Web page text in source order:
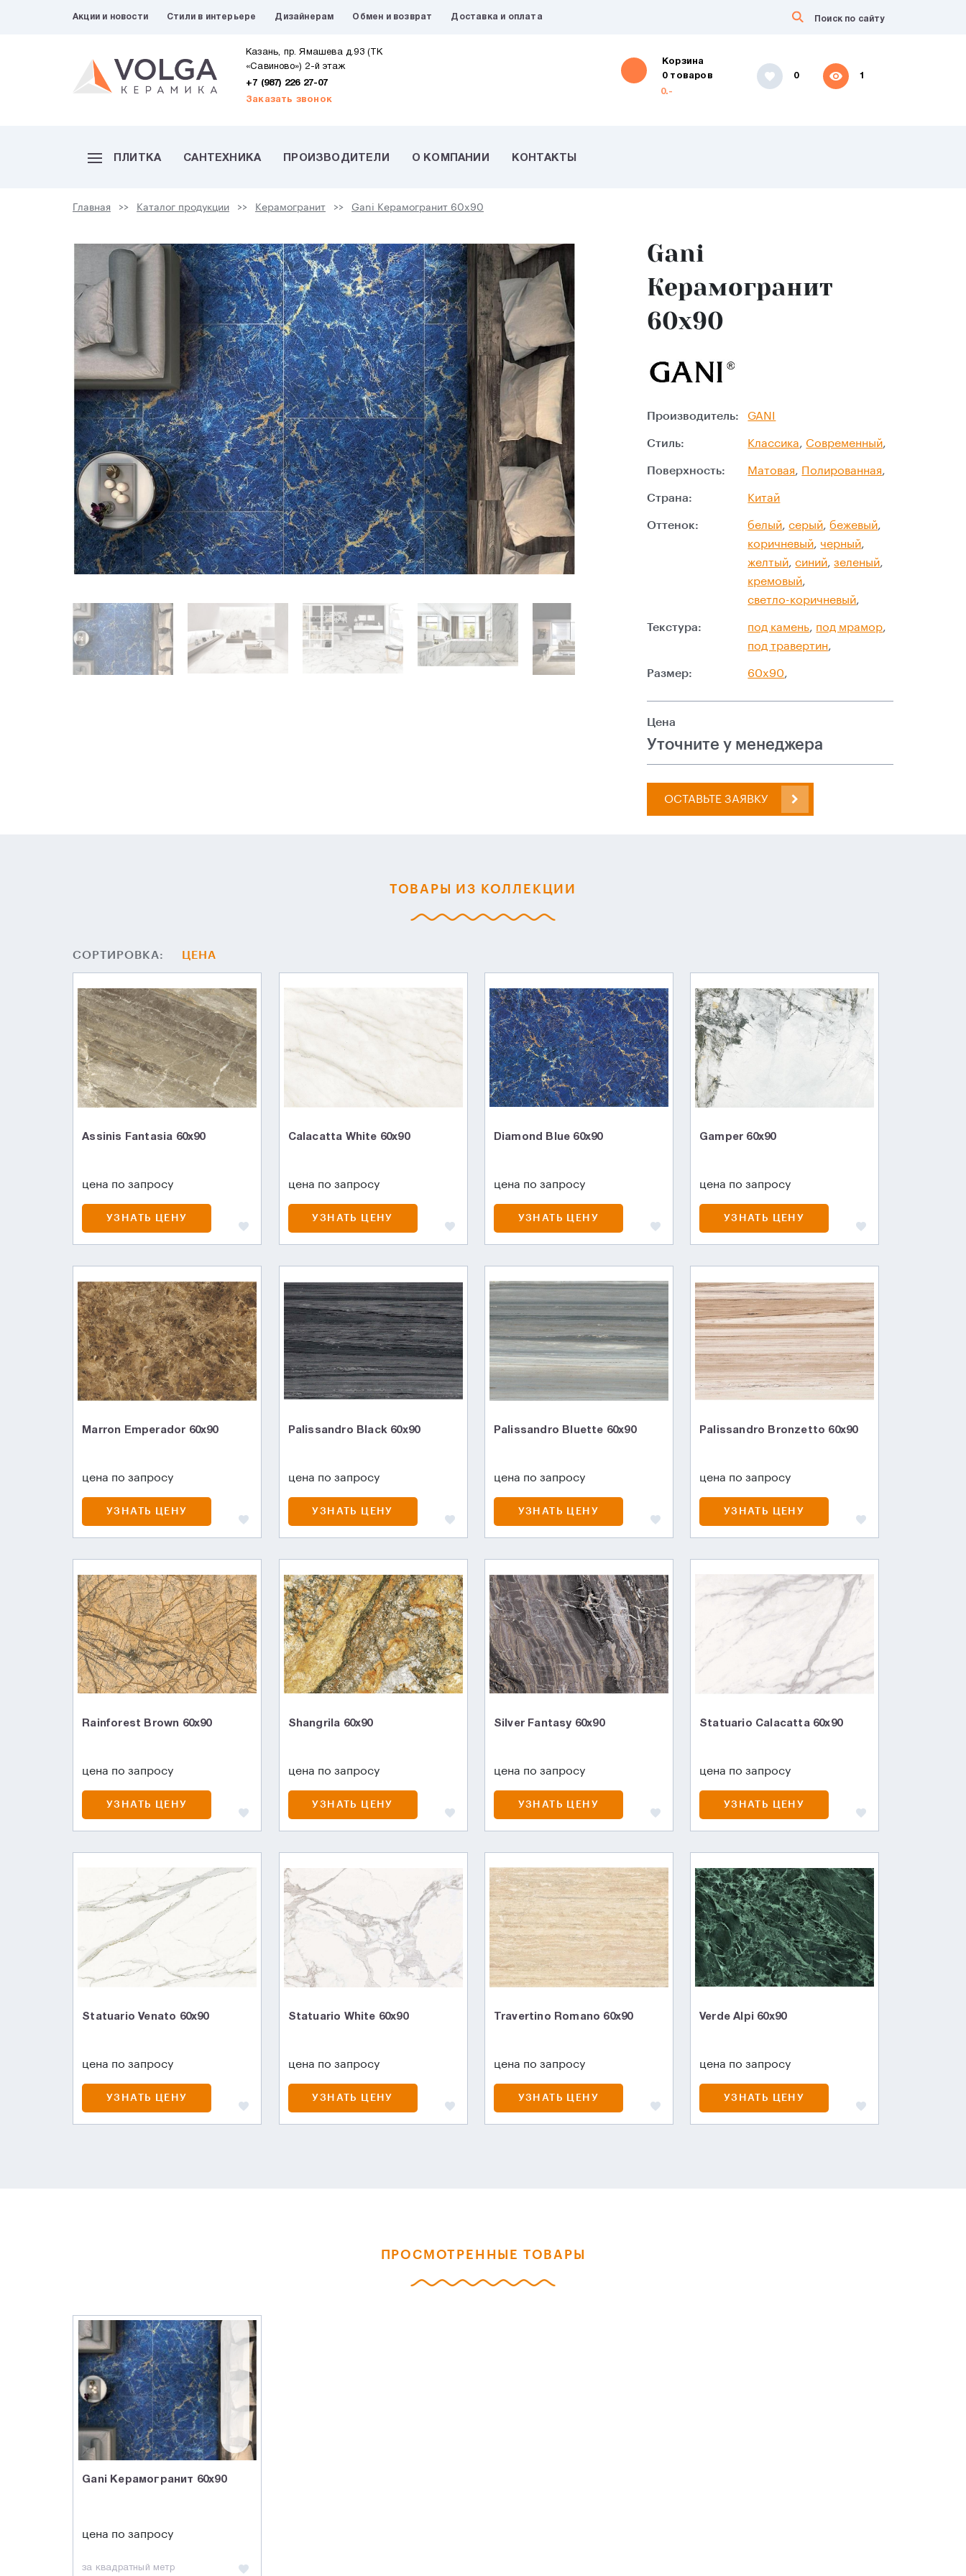
Акции и новости Стили в интерьере Дизайнерам Обмен и возврат Доставка и оплата
Казань, пр. Ямашева д.93 (ТК
«Савиново») 2-й этаж
+7 (987) 226 27-07
Заказать звонок
Корзина
0 товаров
0.-
0 1
ПЛИТКА САНТЕХНИКА ПРОИЗВОДИТЕЛИ О КОМПАНИИ КОНТАКТЫ
Главная Каталог продукции Керамогранит Gani Керамогранит 60x90
Gani
Керамогранит
60x90
Производитель: GANI
Стиль: Классика, Современный,
Поверхность: Матовая, Полированная,
Страна: Китай
Оттенок: белый, серый, бежевый,
коричневый, черный,
желтый, синий, зеленый,
кремовый,
светло-коричневый,
Текстура: под камень, под мрамор,
под травертин,
Размер: 60x90,
Цена
Уточните у менеджера
ОСТАВЬТЕ ЗАЯВКУ
ТОВАРЫ ИЗ КОЛЛЕКЦИИ
СОРТИРОВКА: ЦЕНА
Assinis Fantasia 60x90
цена по запросу
УЗНАТЬ ЦЕНУ
Calacatta White 60x90
цена по запросу
УЗНАТЬ ЦЕНУ
Diamond Blue 60x90
цена по запросу
УЗНАТЬ ЦЕНУ
Gamper 60x90
цена по запросу
УЗНАТЬ ЦЕНУ
Marron Emperador 60x90
цена по запросу
УЗНАТЬ ЦЕНУ
Palissandro Black 60x90
цена по запросу
УЗНАТЬ ЦЕНУ
Palissandro Bluette 60x90
цена по запросу
УЗНАТЬ ЦЕНУ
Palissandro Bronzetto 60x90
цена по запросу
УЗНАТЬ ЦЕНУ
Rainforest Brown 60x90
цена по запросу
УЗНАТЬ ЦЕНУ
Shangrila 60x90
цена по запросу
УЗНАТЬ ЦЕНУ
Silver Fantasy 60x90
цена по запросу
УЗНАТЬ ЦЕНУ
Statuario Calacatta 60x90
цена по запросу
УЗНАТЬ ЦЕНУ
Statuario Venato 60x90
цена по запросу
УЗНАТЬ ЦЕНУ
Statuario White 60x90
цена по запросу
УЗНАТЬ ЦЕНУ
Travertino Romano 60x90
цена по запросу
УЗНАТЬ ЦЕНУ
Verde Alpi 60x90
цена по запросу
УЗНАТЬ ЦЕНУ
ПРОСМОТРЕННЫЕ ТОВАРЫ
Gani Керамогранит 60x90
цена по запросу
за квадратный метр